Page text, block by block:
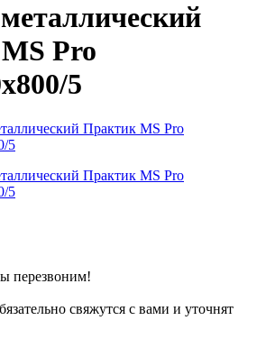
Pro
5
перезвоним!
свяжутся с вами и уточнят